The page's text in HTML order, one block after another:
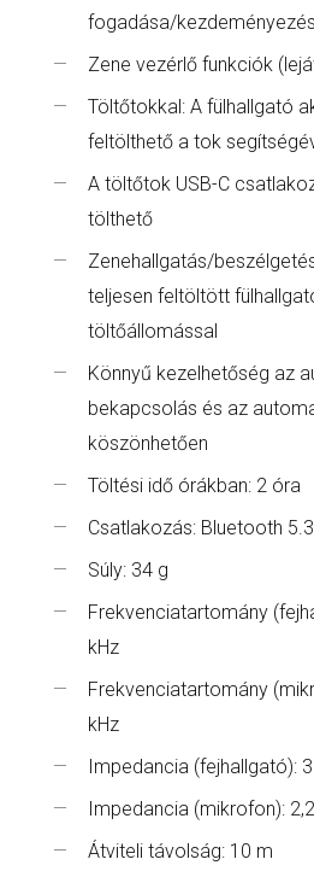
fogadása/
Zene vezérlő funkciók
Töltőtokkal: A fülhallgató
feltölthető a tok
A töltőtok USB-C
tölthető
Zenehallgatás/
teljesen feltöltött
töltőállomással
Könnyű kezelhetőség az
bekapcsolás és az
köszönhetően
Töltési idő órákban: 2 óra
Csatlakozás: Bluetooth 5.3
Súly: 34 g
Frekvenciatartomány
kHz
Frekvenciatartomány
kHz
Impedancia (fejhallgató):
Impedancia (mikrofon):
Átviteli távolság: 10 m